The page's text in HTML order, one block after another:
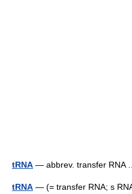
tRNA — abbrev. transfer
tRNA — (= transfer RNA; s